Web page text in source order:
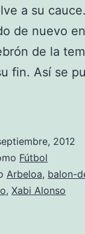
a su
de nuevo
de la
fin. Así se
2012
Fútbol
Arbeloa, balon-
, Xabi Alonso